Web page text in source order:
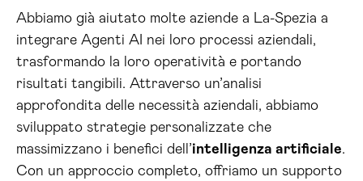
Abbiamo già aiutato molte aziende a La-Spezia a
integrare Agenti AI nei loro processi aziendali,
trasformando la loro operatività e portando
risultati tangibili. Attraverso un’analisi
approfondita delle necessità aziendali, abbiamo
sviluppato strategie personalizzate che
massimizzano i benefici dell’intelligenza artificiale.
Con un approccio completo, offriamo un supporto